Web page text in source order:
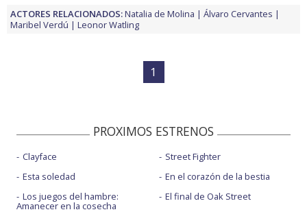
ACTORES RELACIONADOS:Natalia de Molina
Álvaro Cervantes
Maribel Verdú
Leonor Watling
1
PROXIMOS ESTRENOS
Clayface
Esta soledad
Los juegos del hambre:
Amanecer en la cosecha
Street Fighter
En el corazón de la bestia
El final de Oak Street